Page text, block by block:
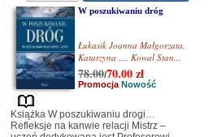
W poszukiwaniu dróg
Łukasik Joanna Małgorzata,
Katarzyna ..., Kowal Stan...
78.00/70.00zł
Promocja Nowość
Książka W poszukiwaniu drogi…
Refleksje na kanwie relacji Mistrz –